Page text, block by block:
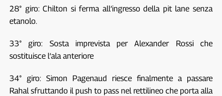
28° giro: Chilton si ferma all’ingresso della pit lane senza
etanolo.
33° giro: Sosta imprevista per Alexander Rossi che
sostituisce l’ala anteriore
34° giro: Simon Pagenaud riesce finalmente a passare
Rahal sfruttando il push to pass nel rettilineo che porta alla